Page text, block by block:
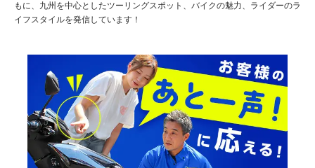
もに、九州を中心としたツーリングスポット、バイクの魅力、ライダーのラ
イフスタイルを発信しています！